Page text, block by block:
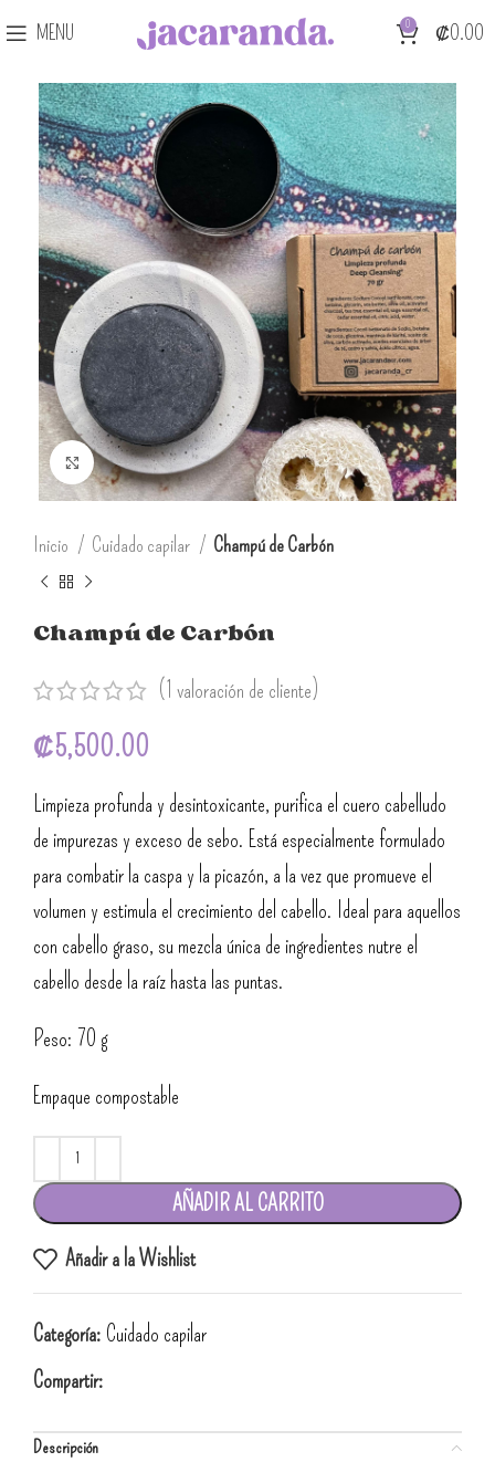
MENU 0 ₡0.00
Click para agrandar
Inicio Cuidado capilar Champú de Carbón
Champú de Carbón
(1 valoración de cliente)
₡5,500.00
Limpieza profunda y desintoxicante, purifica el cuero cabelludo
de impurezas y exceso de sebo. Está especialmente formulado
para combatir la caspa y la picazón, a la vez que promueve el
volumen y estimula el crecimiento del cabello. Ideal para aquellos
con cabello graso, su mezcla única de ingredientes nutre el
cabello desde la raíz hasta las puntas.
Peso: 70 g
Empaque compostable
AÑADIR AL CARRITO
Añadir a la Wishlist
Categoría: Cuidado capilar
Compartir:
Descripción